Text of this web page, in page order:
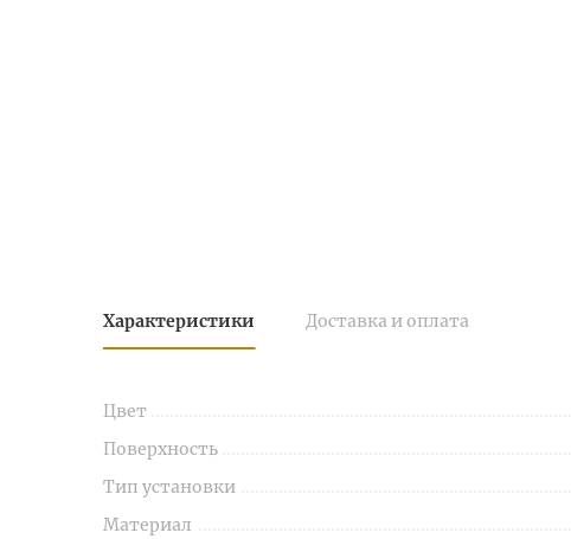
Характеристики Доставка и оплата
Цвет
Поверхность
Тип установки
Материал